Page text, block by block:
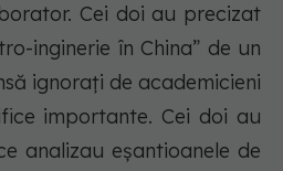
Cei doi au precizat
inginerie în China” de un
ignorați de academicieni
importante. Cei doi au
analizau eșantioanele de